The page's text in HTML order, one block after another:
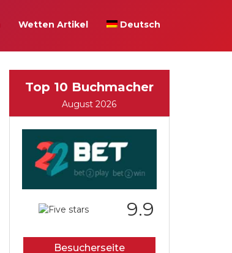
Wetten Artikel Deutsch
Top 10 Buchmacher
August 2026
9.9
Besucherseite